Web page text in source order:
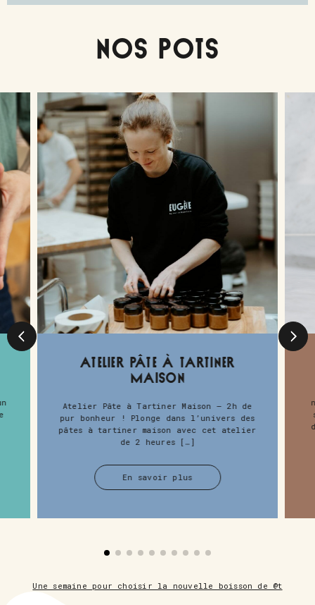
Nos pots
Atelier Pâte à Tartiner
Maison
Atelier Pâte à Tartiner Maison – 2h de
pur bonheur ! Plonge dans l’univers des
pâtes à tartiner maison avec cet atelier
de 2 heures […]
En savoir plus
Une semaine pour choisir la nouvelle boisson de @t